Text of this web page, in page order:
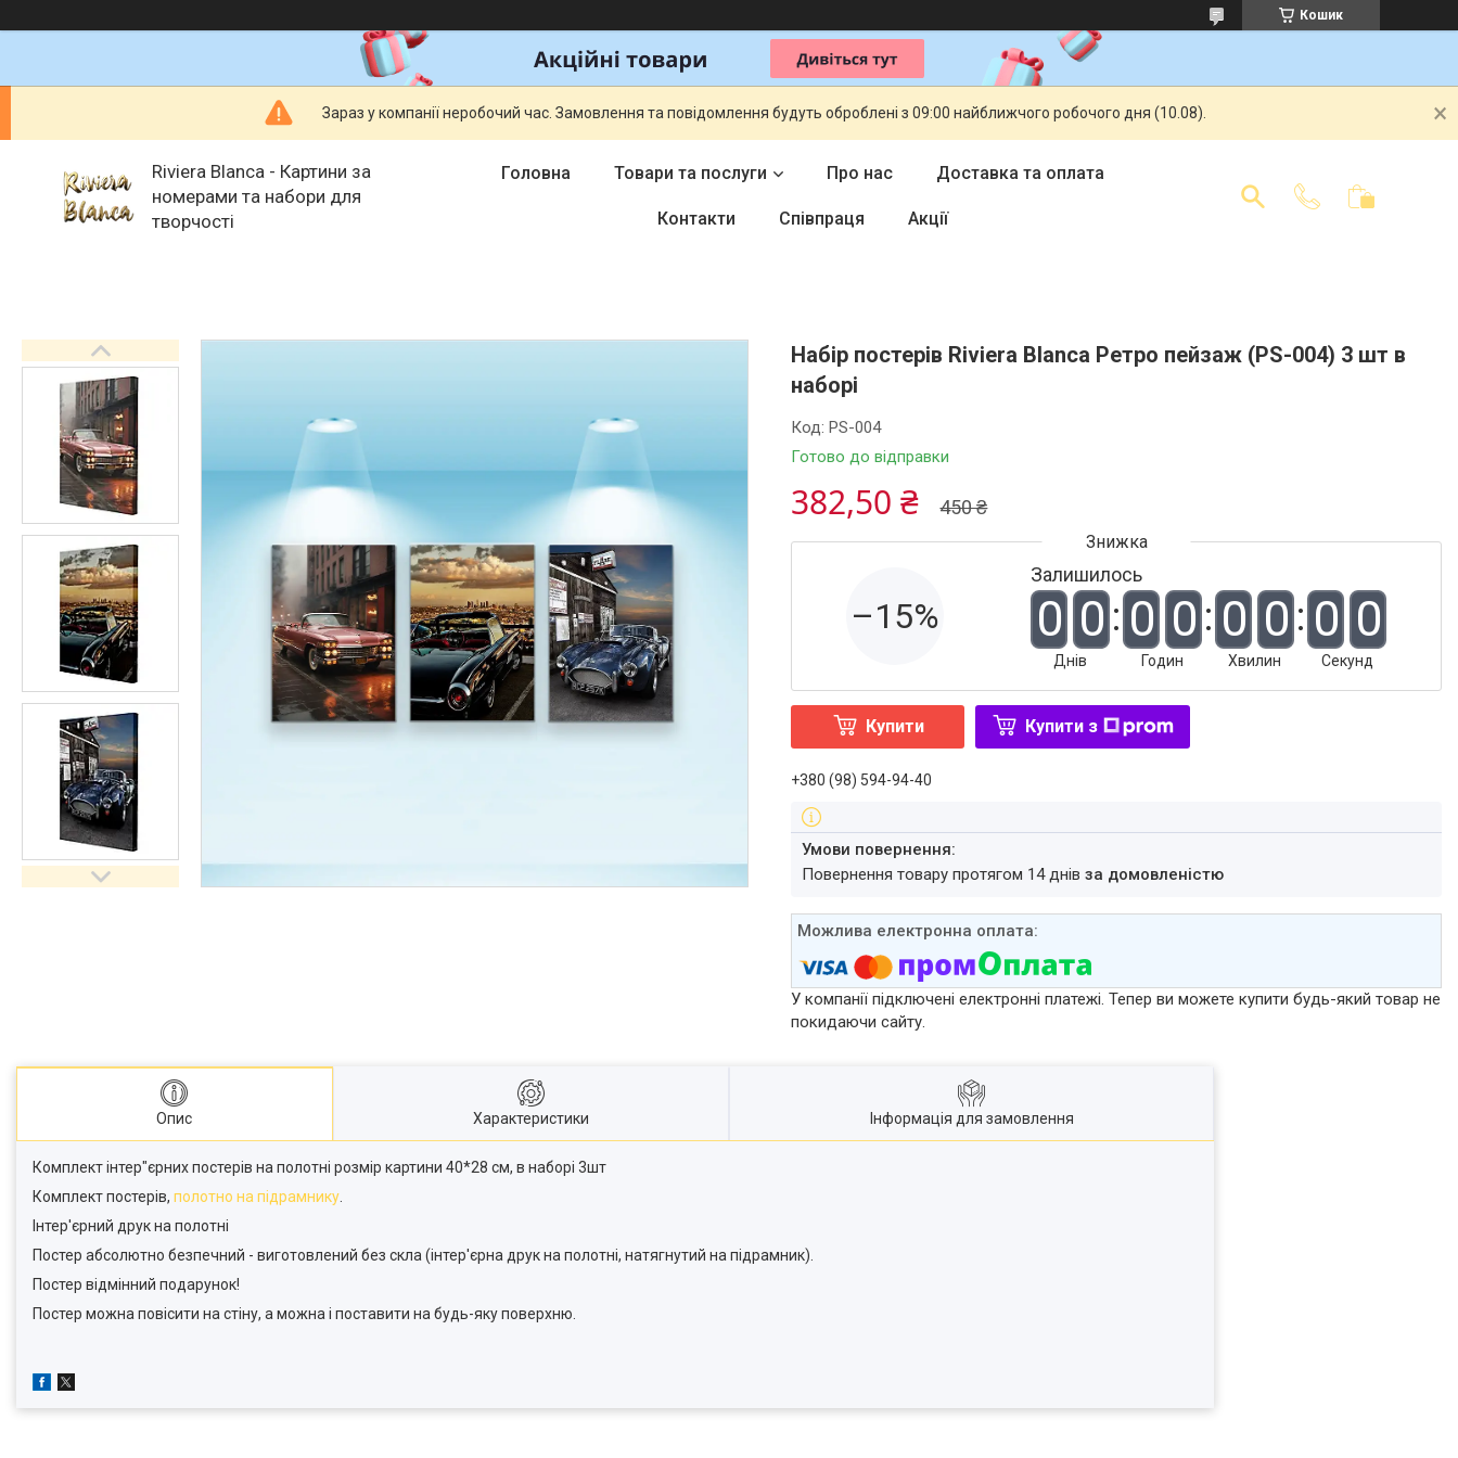
Кошик
Зараз у компанії неробочий час. Замовлення та повідомлення будуть оброблені з 09:00 найближчого робочого дня (10.08).
Riviera Blanca - Картини за
номерами та набори для
творчості
Головна Товари та послуги Про нас Доставка та оплата
Контакти Співпраця Акції
Набір постерів Riviera Blanca Ретро пейзаж (PS-004) 3 шт в
наборі
Готово до відправки
Код:PS-004
450 ₴
382,50 ₴
–15%
Залишилось
0 0
Днів
0 0
Годин
0 0
Хвилин
0 0
Секунд
Купити Купити з
+380 (98) 594-94-40
повернення товару протягом 14 днівза домовленістю
У компанії підключені електронні платежі. Тепер ви можете купити будь-який товар не
покидаючи сайту.
Опис Характеристики Інформація для замовлення
Комплект інтер"єрних постерів на полотні розмір картини 40*28 см, в наборі 3шт
Комплект постерів, полотно на підрамнику
Інтер'єрний друк на полотні
Постер абсолютно безпечний - виготовлений без скла (інтер'єрна друк на полотні, натягнутий на підрамник).
Постер відмінний подарунок!
Постер можна повісити на стіну, а можна і поставити на будь-яку поверхню.